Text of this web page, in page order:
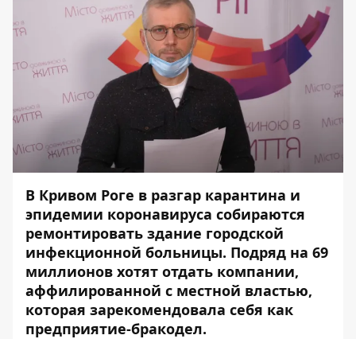
В Кривом Роге в разгар карантина и
эпидемии коронавируса собираются
ремонтировать здание городской
инфекционной больницы. Подряд на 69
миллионов хотят отдать компании,
аффилированной с местной властью,
которая зарекомендовала себя как
предприятие-бракодел.